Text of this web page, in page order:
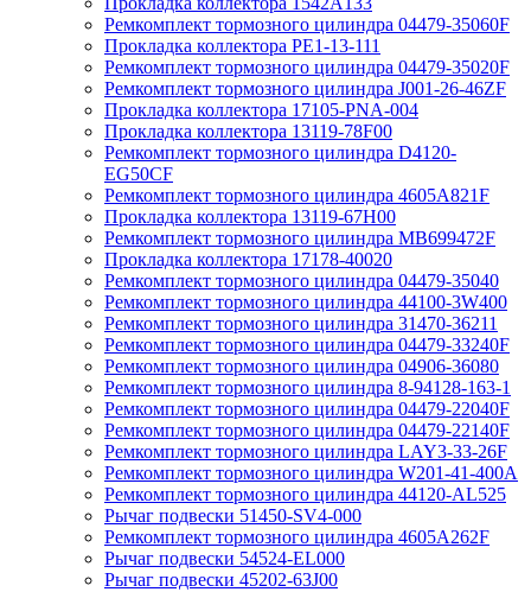
Ремкомплект тормозного цилиндра 04479-35060F
Прокладка коллектора PE1-13-111
Ремкомплект тормозного цилиндра 04479-35020F
Ремкомплект тормозного цилиндра J001-26-46ZF
Прокладка коллектора 17105-PNA-004
Прокладка коллектора 13119-78F00
Ремкомплект тормозного цилиндра D4120-
EG50CF
Ремкомплект тормозного цилиндра 4605A821F
Прокладка коллектора 13119-67H00
Ремкомплект тормозного цилиндра MB699472F
Прокладка коллектора 17178-40020
Ремкомплект тормозного цилиндра 04479-35040
Ремкомплект тормозного цилиндра 44100-3W400
Ремкомплект тормозного цилиндра 31470-36211
Ремкомплект тормозного цилиндра 04479-33240F
Ремкомплект тормозного цилиндра 04906-36080
Ремкомплект тормозного цилиндра 8-94128-163-1
Ремкомплект тормозного цилиндра 04479-22040F
Ремкомплект тормозного цилиндра 04479-22140F
Ремкомплект тормозного цилиндра LAY3-33-26F
Ремкомплект тормозного цилиндра W201-41-400A
Ремкомплект тормозного цилиндра 44120-AL525
Рычаг подвески 51450-SV4-000
Ремкомплект тормозного цилиндра 4605A262F
Рычаг подвески 54524-EL000
Рычаг подвески 45202-63J00